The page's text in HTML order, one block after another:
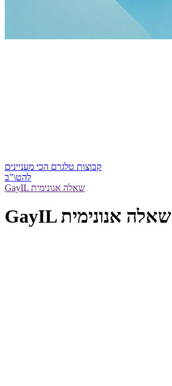
קבוצות טלגרם הכי מעניינים
להט\"ב
GayIL שאלה אנונימית
GayIL שאלה אנונימית